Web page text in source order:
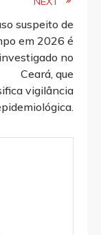
suspeito de
em 2026 é
investigado no
Ceará, que
vigilância